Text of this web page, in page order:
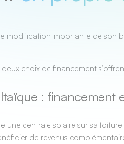
modification importante de son
choix de financement
: financement
une centrale solaire sur sa
de revenus